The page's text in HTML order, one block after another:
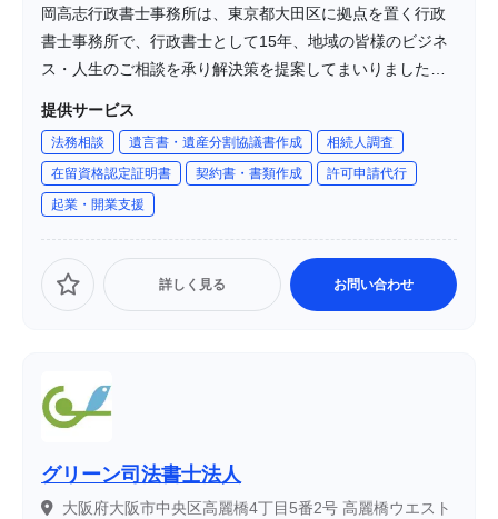
岡高志行政書士事務所は、東京都大田区に拠点を置く行政
書士事務所で、行政書士として15年、地域の皆様のビジネ
ス・人生のご相談を承り解決策を提案してまいりました。
りにも取り組んでいます。身近で頼れる専門家として、地
域の皆様に寄り添ったサポートを提供しています。
提供サービス
法務相談 遺言書・遺産分割協議書作成
相続人調査
在留資格認定証明書
契約書・書類作成
許可申請代行
起業・開業支援
詳しく見る お問い合わせ
グリーン司法書士法人
大阪府大阪市中央区高麗橋4丁目5番2号 高麗橋ウエスト